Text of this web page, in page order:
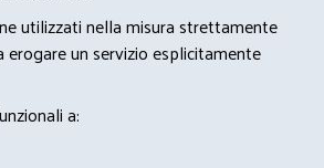
utilizzati nella misura strettamente
un servizio esplicitamente
a: